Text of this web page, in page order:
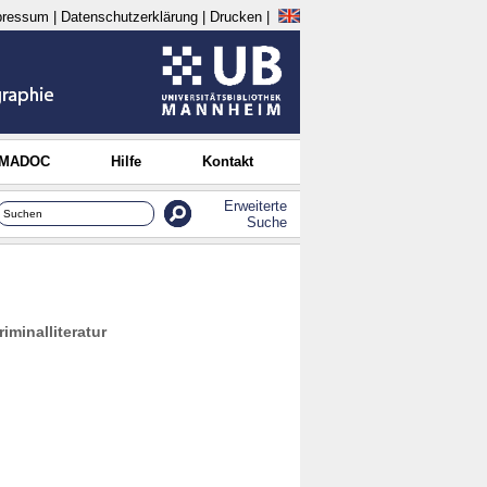
Datenschutzerklärung Drucken
Hilfe Kontakt
Erweiterte
Suche